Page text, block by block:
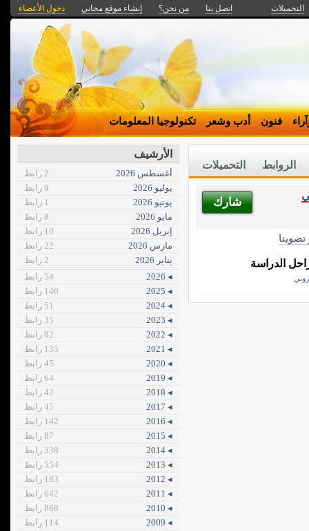
التحميلات اتصل بنا من نحن؟ إنشاء موقع مجاني دخول الأعضاء
فنون أدب وشعر تكنولوجيا المعلومات
التحميلات الروابط
شارك
تصويتا
الدراسة
الأرشيف
أغسطس 2026
2 رابط
يوليو 2026
9 رابط
يونيو 2026
1 رابط
مايو 2026
8 رابط
إبريل 2026
10 رابط
مارس 2026
22 رابط
يناير 2026
2 رابط
◂ 2026
54 رابط
◂ 2025
146 رابط
◂ 2024
51 رابط
◂ 2023
35 رابط
◂ 2022
82 رابط
◂ 2021
135 رابط
◂ 2020
45 رابط
◂ 2019
64 رابط
◂ 2018
42 رابط
◂ 2017
45 رابط
◂ 2016
142 رابط
◂ 2015
87 رابط
◂ 2014
338 رابط
◂ 2013
554 رابط
◂ 2012
183 رابط
◂ 2011
642 رابط
◂ 2010
868 رابط
◂ 2009
114 رابط